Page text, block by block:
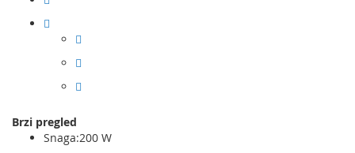
Brzi pregled
Snaga:200 W